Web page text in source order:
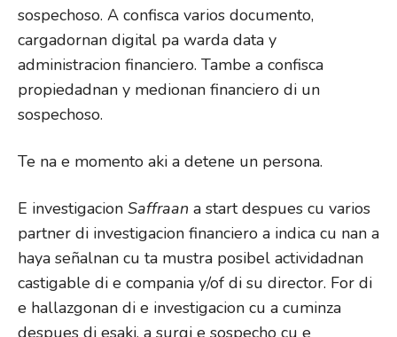
sospechoso. A confisca varios documento,
cargadornan digital pa warda data y
administracion financiero. Tambe a confisca
propiedadnan y medionan financiero di un
sospechoso.
Te na e momento aki a detene un persona.
E investigacion Saffraan a start despues cu varios
partner di investigacion financiero a indica cu nan a
haya señalnan cu ta mustra posibel actividadnan
castigable di e compania y/of di su director. For di
e hallazgonan di e investigacion cu a cuminza
despues di esaki, a surgi e sospecho cu e